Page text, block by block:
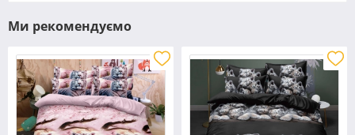
Що таке полікотон?
Ми рекомендуємо